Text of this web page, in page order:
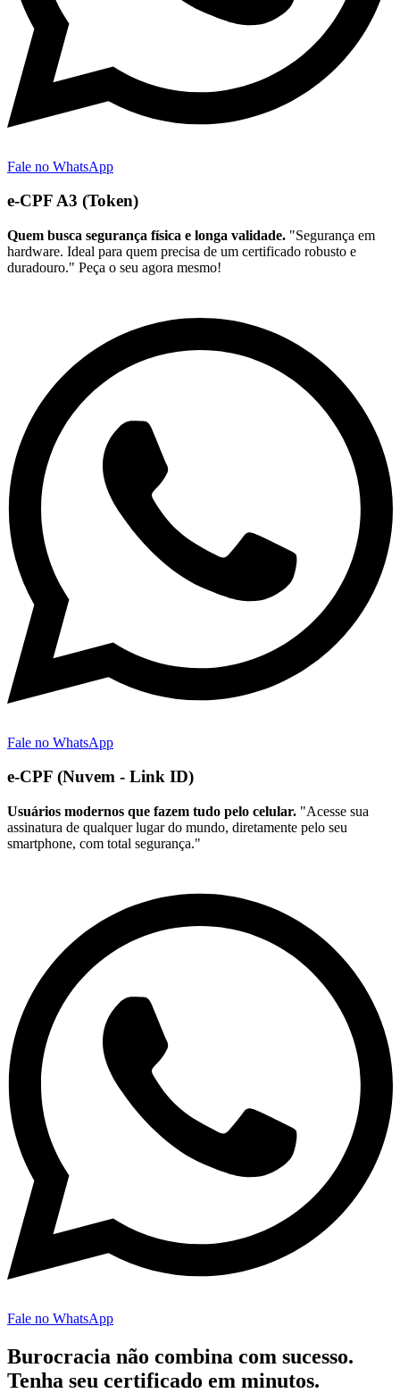
Fale no WhatsApp
e-CPF A3 (Token)
Quem busca segurança física e longa validade. "Segurança em
hardware. Ideal para quem precisa de um certificado robusto e
duradouro." Peça o seu agora mesmo!
Fale no WhatsApp
e-CPF (Nuvem - Link ID)
Usuários modernos que fazem tudo pelo celular. "Acesse sua
assinatura de qualquer lugar do mundo, diretamente pelo seu
smartphone, com total segurança."
Fale no WhatsApp
Burocracia não combina com sucesso.
Tenha seu certificado em minutos.